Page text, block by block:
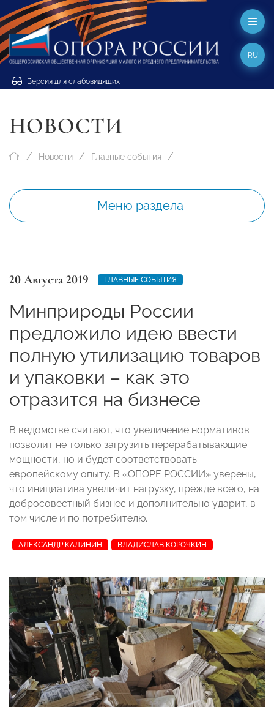
Версия для слабовидящих
RU
НОВОСТИ
Новости Главные события
Меню раздела
20 Августа 2019 ГЛАВНЫЕ СОБЫТИЯ
Минприроды России
предложило идею ввести
полную утилизацию товаров
и упаковки – как это
отразится на бизнесе
В ведомстве считают, что увеличение нормативов
позволит не только загрузить перерабатывающие
мощности, но и будет соответствовать
европейскому опыту. В «ОПОРЕ РОССИИ» уверены,
что инициатива увеличит нагрузку, прежде всего, на
добросовестный бизнес и дополнительно ударит, в
том числе и по потребителю.
АЛЕКСАНДР КАЛИНИН ВЛАДИСЛАВ КОРОЧКИН